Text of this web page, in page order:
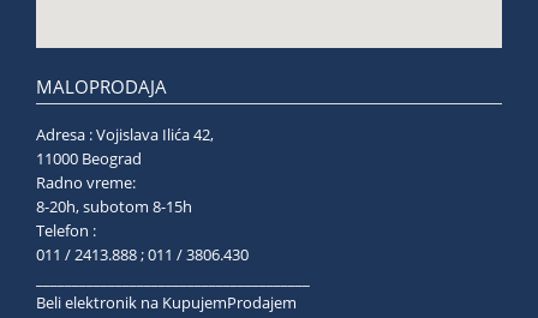
MALOPRODAJA
Adresa : Vojislava Ilića 42,
11000 Beograd
Radno vreme:
8-20h, subotom 8-15h
Telefon :
011 / 2413.888 ; 011 / 3806.430
Beli elektronik na KupujemProdajem